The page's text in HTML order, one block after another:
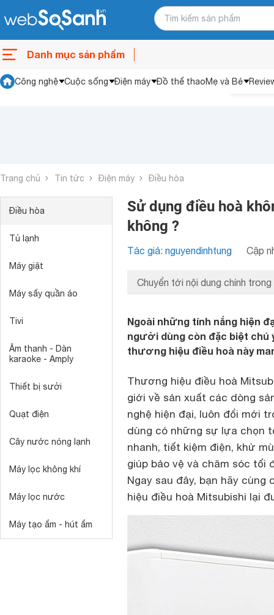
Danh mục sản phẩm
Công nghệ Cuộc sống Điện máy Đồ thể thaoMẹ và Bé
Trang chủ Tin tức Điện máy Điều hòa
Điều hòa
Tủ lạnh
Máy giặt
Máy sấy quần áo
Tivi
Âm thanh - Dàn
karaoke - Amply
Thiết bị sưởi
Quạt điện
Cây nước nóng lạnh
Máy lọc không khí
Máy lọc nước
Máy tạo ẩm - hút ẩm
Sử dụng điều hoà
không ?
Tác giả: nguyendinhtung Cập
Chuyển tới nội dung chính trong
Ngoài những tính nắng hiện
người dùng còn đặc biệt chú
thương hiệu điều hoà này
Thương hiệu điều hoà
giới về sản xuất các dòng
nghệ hiện đại, luôn đổi mới
dùng có những sự lựa chọn
nhanh, tiết kiệm điện, khử
giúp bảo vệ và chăm sóc tối
Ngay sau đây, bạn hãy
hiệu điều hoà Mitsubishi lại